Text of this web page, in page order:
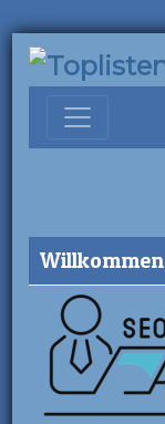
Willkommen